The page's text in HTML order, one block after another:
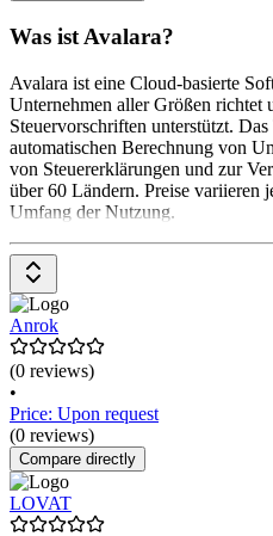
Was ist Avalara?
Avalara ist eine Cloud-basierte
Unternehmen aller Größen richtet
Steuervorschriften unterstützt.
automatischen Berechnung von
von Steuererklärungen und zur
über 60 Ländern. Preise variieren
Umfang der Nutzung.
Anrok
(0 reviews)
•
Price: Upon request
(0 reviews)
Compare directly
LOVAT